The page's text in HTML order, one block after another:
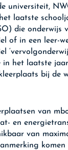
universiteit,
laatste
die onderwijs
of in een leer-
in het laatste
bij de
van
en
van